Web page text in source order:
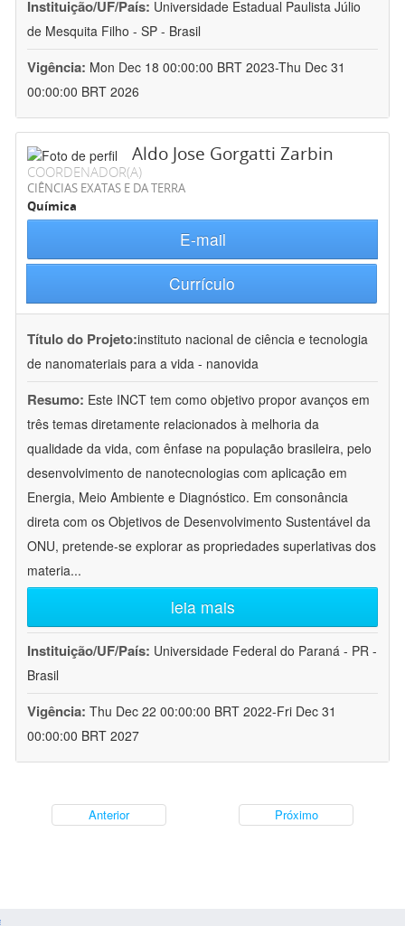
Instituição/UF/País: Universidade Estadual Paulista Júlio
de Mesquita Filho - SP - Brasil
Vigência: Mon Dec 18 00:00:00 BRT 2023-Thu Dec 31
00:00:00 BRT 2026
Aldo Jose Gorgatti Zarbin
COORDENADOR(A)
CIÊNCIAS EXATAS E DA TERRA
Química
E-mail
Currículo
Título do Projeto:instituto nacional de ciência e tecnologia
de nanomateriais para a vida - nanovida
Resumo: Este INCT tem como objetivo propor avanços em
três temas diretamente relacionados à melhoria da
qualidade da vida, com ênfase na população brasileira, pelo
desenvolvimento de nanotecnologias com aplicação em
Energia, Meio Ambiente e Diagnóstico. Em consonância
direta com os Objetivos de Desenvolvimento Sustentável da
ONU, pretende-se explorar as propriedades superlativas dos
materia...
leia mais
Instituição/UF/País: Universidade Federal do Paraná - PR -
Brasil
Vigência: Thu Dec 22 00:00:00 BRT 2022-Fri Dec 31
00:00:00 BRT 2027
Anterior Próximo